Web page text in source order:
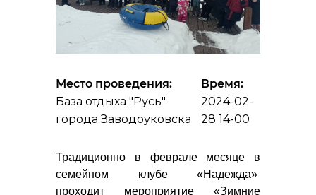
Место проведения:
База отдыха "Русь"
города Заводоуковска
Время:
2024-02-
28 14-00
Традиционно в феврале месяце в
семейном клубе «Надежда»
проходит мероприятие «Зимние